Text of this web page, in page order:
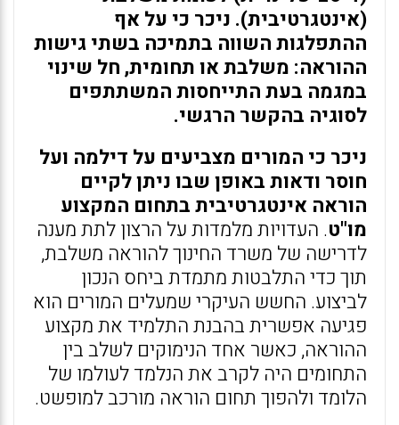
(אינטגרטיבית). ניכר כי על אף
ההתפלגות השווה בתמיכה בשתי גישות
ההוראה: משלבת או תחומית, חל שינוי
במגמה בעת התייחסות המשתתפים
לסוגיה בהקשר הרגשי.
ניכר כי המורים מצביעים על דילמה ועל
חוסר ודאות באופן שבו ניתן לקיים
הוראה אינטגרטיבית בתחום המקצוע
מו"ט. העדויות מלמדות על הרצון לתת מענה
לדרישה של משרד החינוך להוראה משלבת,
תוך כדי התלבטות מתמדת ביחס הנכון
לביצוע. החשש העיקרי שמעלים המורים הוא
פגיעה אפשרית בהבנת התלמיד את מקצוע
ההוראה, כאשר אחד הנימוקים לשלב בין
התחומים היה לקרב את הנלמד לעולמו של
הלומד ולהפוך תחום הוראה מורכב למופשט.